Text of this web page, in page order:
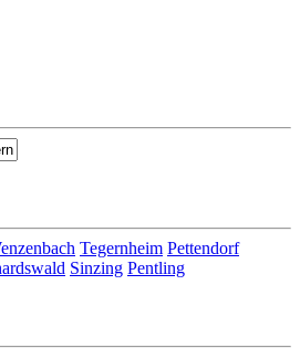
Tegernheim Pettendorf
Sinzing Pentling